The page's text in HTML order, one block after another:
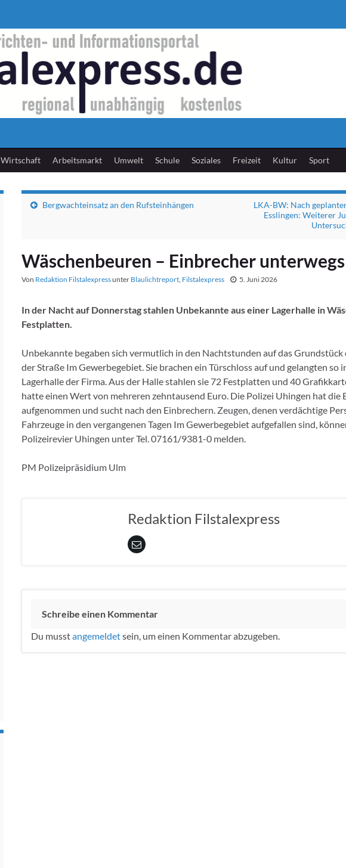
Wirtschaft Arbeitsmarkt Umwelt Schule Soziales Freizeit Kultur Sport
Bergwachteinsatz an den Rufsteinhängen
LKA-BW: Nach
Esslingen: Weiterer
Wäschenbeuren – Einbrecher unterwegs
Von Redaktion Filstalexpressunter Blaulichtreport, Filstalexpress 5. Juni 2026
In der Nacht auf Donnerstag stahlen Unbekannte aus einer Lagerhalle in
Festplatten.
Unbekannte begaben sich vermutlich in den Nachtstunden auf das Grundstück
der Straße Im Gewerbegebiet. Sie brachen ein Türschloss auf und gelangten so
Lagerhalle der Firma. Aus der Halle stahlen sie 72 Festplatten und 40
hatte einen Wert von mehreren zehntausend Euro. Die Polizei Uhingen hat die
aufgenommen und sucht nach den Einbrechern. Zeugen, denen verdächtige
Fahrzeuge in den vergangenen Tagen Im Gewerbegebiet aufgefallen sind,
Polizeirevier Uhingen unter Tel. 07161/9381-0 melden.
PM Polizeipräsidium Ulm
Redaktion Filstalexpress
Schreibe einen Kommentar
Du musstangemeldetsein, um einen Kommentar abzugeben.